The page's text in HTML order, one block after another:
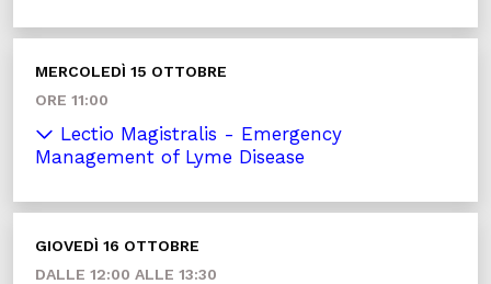
MERCOLEDÌ 15 OTTOBRE
ORE 11:00
Lectio Magistralis - Emergency
Management of Lyme Disease
GIOVEDÌ 16 OTTOBRE
DALLE 12:00 ALLE 13:30